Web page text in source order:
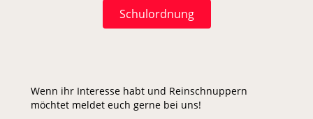
Schulordnung
Wenn ihr Interesse habt und Reinschnuppern
möchtet meldet euch gerne bei uns!